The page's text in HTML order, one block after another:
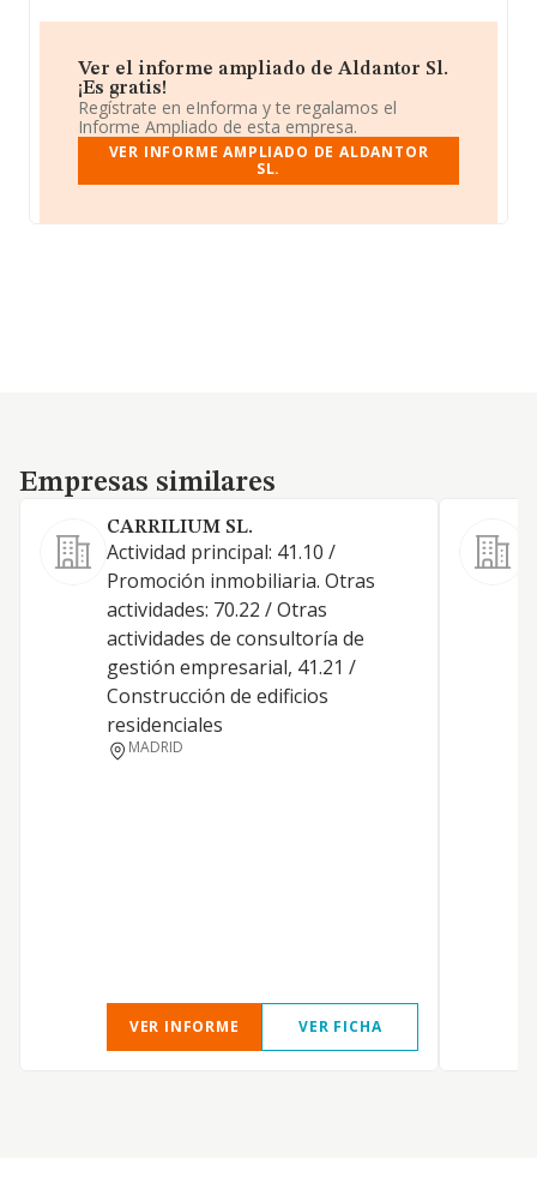
Ver el informe ampliado de Aldantor Sl.
¡Es gratis!
Regístrate en eInforma y te regalamos el
Informe Ampliado de esta empresa.
VER INFORME AMPLIADO DE ALDANTOR
SL.
Empresas similares
Empresas similares
CARRILIUM SL.
Actividad principal: 41.10 /
Promoción inmobiliaria. Otras
actividades: 70.22 / Otras
actividades de consultoría de
gestión empresarial, 41.21 /
Construcción de edificios
residenciales
MADRID
VER INFORME VER FICHA